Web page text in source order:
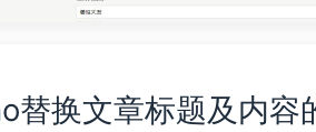
替换文章标题及内容